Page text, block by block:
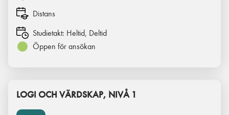
Distans
Studietakt: Heltid, Deltid
Öppen för ansökan
LOGI OCH VÄRDSKAP, NIVÅ 1